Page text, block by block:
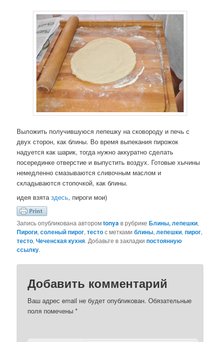
Выложить получившуюся лепешку на сковороду и печь с
двух сторон, как блины. Во время выпекания пирожок
надуется как шарик, тогда нужно аккуратно сделать
посерединке отверстие и выпустить воздух. Готовые хычины
немедленно смазываются сливочным маслом и
складываются стопочкой, как блины.
идея взятаздесь, пироги мои)
Запись опубликована авторомtonyaв рубрикеБлины, лепешки,
Пироги,соленый пирог,тестос меткамиблины,лепешки,пирог,
тесто,Чеченская кухня. Добавьте в закладкипостоянную
ссылку.
Добавить комментарий
Ваш адрес email не будет опубликован. Обязательные
поля помечены*